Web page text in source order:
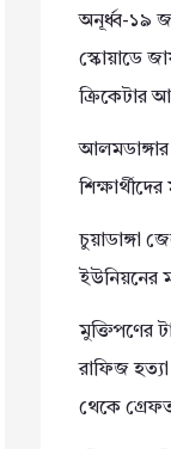
অনূর্ধ্ব-১৯
স্কোয়াডে
ক্রিকেটার
চুয়াডাঙ্গা
ইউনিয়নের
মুক্তিপণের
রাফিজ
থেকে